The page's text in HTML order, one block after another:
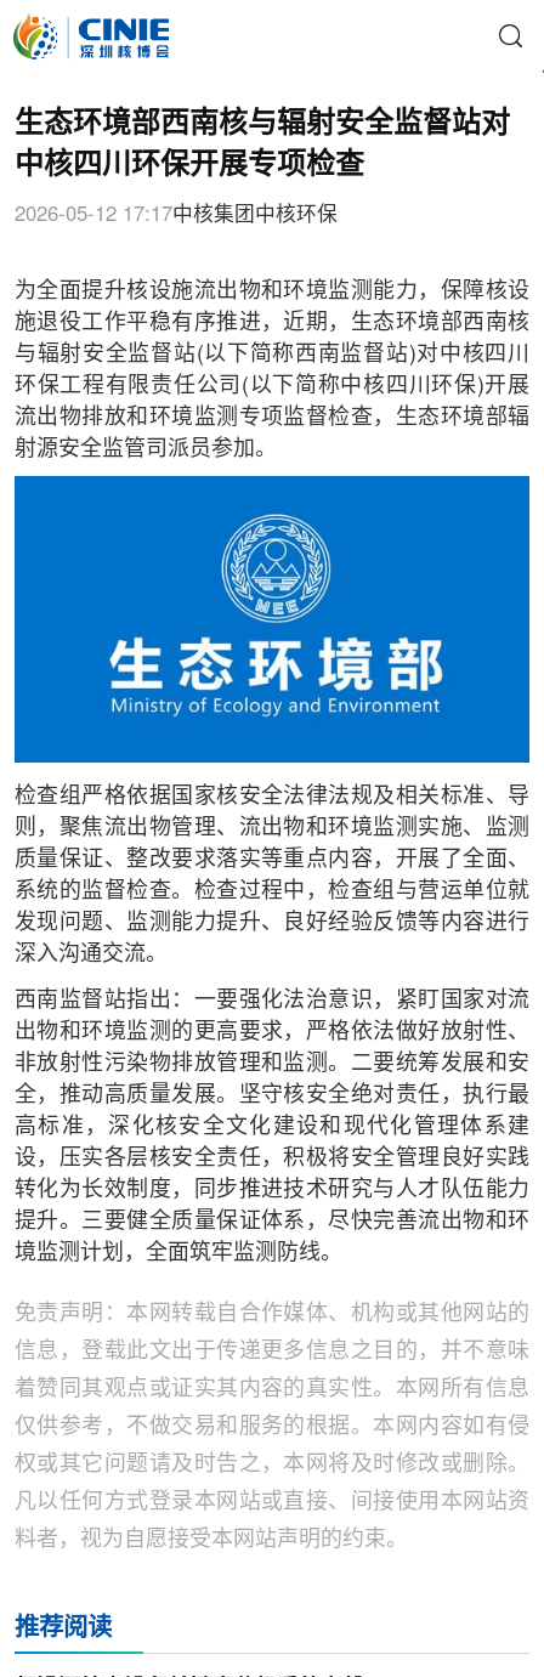
生态环境部西南核与辐射安全监督站对
中核四川环保开展专项检查
2026-05-12 17:17中核集团 中核环保
为全面提升核设施流出物和环境监测能力，保障核设
施退役工作平稳有序推进，近期，生态环境部西南核
与辐射安全监督站(以下简称西南监督站)对中核四川
环保工程有限责任公司(以下简称中核四川环保)开展
流出物排放和环境监测专项监督检查，生态环境部辐
射源安全监管司派员参加。
检查组严格依据国家核安全法律法规及相关标准、导
则，聚焦流出物管理、流出物和环境监测实施、监测
质量保证、整改要求落实等重点内容，开展了全面、
系统的监督检查。检查过程中，检查组与营运单位就
发现问题、监测能力提升、良好经验反馈等内容进行
深入沟通交流。
西南监督站指出：一要强化法治意识，紧盯国家对流
出物和环境监测的更高要求，严格依法做好放射性、
非放射性污染物排放管理和监测。二要统筹发展和安
全，推动高质量发展。坚守核安全绝对责任，执行最
高标准，深化核安全文化建设和现代化管理体系建
设，压实各层核安全责任，积极将安全管理良好实践
转化为长效制度，同步推进技术研究与人才队伍能力
提升。三要健全质量保证体系，尽快完善流出物和环
境监测计划，全面筑牢监测防线。
免责声明：本网转载自合作媒体、机构或其他网站的
信息，登载此文出于传递更多信息之目的，并不意味
着赞同其观点或证实其内容的真实性。本网所有信息
仅供参考，不做交易和服务的根据。本网内容如有侵
权或其它问题请及时告之，本网将及时修改或删除。
凡以任何方式登录本网站或直接、间接使用本网站资
料者，视为自愿接受本网站声明的约束。
推荐阅读